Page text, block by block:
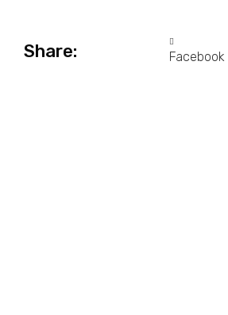
Share: Facebook